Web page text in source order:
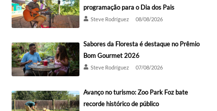
programação para o Dia dos Pais
Steve Rodríguez 08/08/2026
Sabores da Floresta é destaque no Prêmio
Bom Gourmet 2026
Steve Rodríguez 07/08/2026
Avanço no turismo: Zoo Park Foz bate
recorde histórico de público